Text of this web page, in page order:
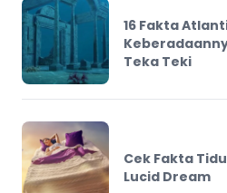
16 Fakta
Teka Teki
Cek Fakta
Lucid Dream